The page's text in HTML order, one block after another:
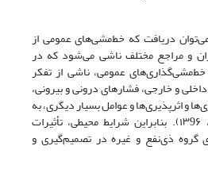
می‌توان دریافت که خط‌مشی‌های عمومی از
و مراجع مختلف ناشی می‌شود که در
عمومی، ناشی از تفکر
و خارجی، فشارهای درونی و بیرونی،
و اثرپذیری‌ها و عوامل بسیار دیگری، به
آنها شکل می‌دهند (الوانی، ۱۳9۶). بنابراین شرایط محیطی، تأثیرات
گروه ذی‌نفع و غیره در تصمیم‌گیری و